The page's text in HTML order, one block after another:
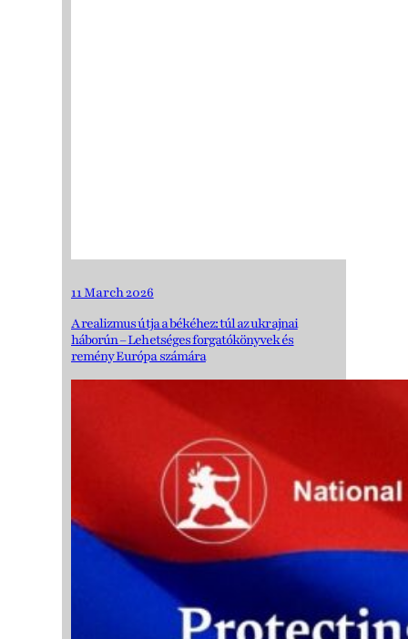
11 March 2026
A realizmus útja a békéhez: túl az ukrajnai
háborún – Lehetséges forgatókönyvek és
remény Európa számára